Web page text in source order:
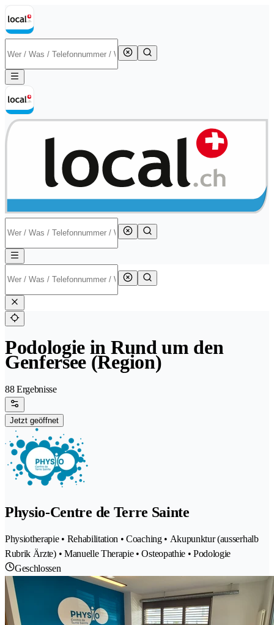
Podologie in Rund um den
Genfersee (Region)
88 Ergebnisse
Jetzt geöffnet
Physio-Centre de Terre Sainte
Physiotherapie • Rehabilitation • Coaching • Akupunktur (ausserhalb
Rubrik Ärzte) • Manuelle Therapie • Osteopathie • Podologie
Geschlossen